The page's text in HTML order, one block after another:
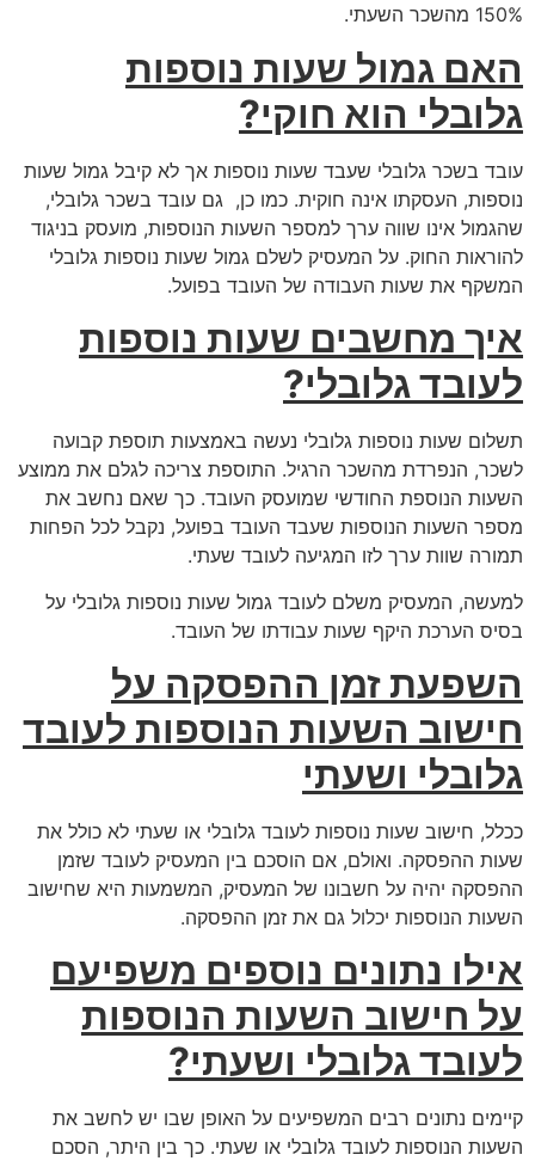
150% מהשכר השעתי.
האם גמול שעות נוספות
גלובלי הוא חוקי?
עובד בשכר גלובלי שעבד שעות נוספות אך לא קיבל גמול שעות
נוספות, העסקתו אינה חוקית. כמו כן, גם עובד בשכר גלובלי,
שהגמול אינו שווה ערך למספר השעות הנוספות, מועסק בניגוד
להוראות החוק. על המעסיק לשלם גמול שעות נוספות גלובלי
המשקף את שעות העבודה של העובד בפועל.
איך מחשבים שעות נוספות
לעובד גלובלי?
תשלום שעות נוספות גלובלי נעשה באמצעות תוספת קבועה
לשכר, הנפרדת מהשכר הרגיל. התוספת צריכה לגלם את ממוצע
השעות הנוספת החודשי שמועסק העובד. כך שאם נחשב את
מספר השעות הנוספות שעבד העובד בפועל, נקבל לכל הפחות
תמורה שוות ערך לזו המגיעה לעובד שעתי.
למעשה, המעסיק משלם לעובד גמול שעות נוספות גלובלי על
בסיס הערכת היקף שעות עבודתו של העובד.
השפעת זמן ההפסקה על
חישוב השעות הנוספות לעובד
גלובלי ושעתי
ככלל, חישוב שעות נוספות לעובד גלובלי או שעתי לא כולל את
שעות ההפסקה. ואולם, אם הוסכם בין המעסיק לעובד שזמן
ההפסקה יהיה על חשבונו של המעסיק, המשמעות היא שחישוב
השעות הנוספות יכלול גם את זמן ההפסקה.
אילו נתונים נוספים משפיעם
על חישוב השעות הנוספות
לעובד גלובלי ושעתי?
קיימים נתונים רבים המשפיעים על האופן שבו יש לחשב את
השעות הנוספות לעובד גלובלי או שעתי. כך בין היתר, הסכם